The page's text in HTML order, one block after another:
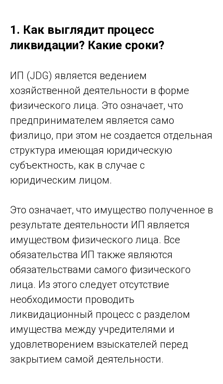
1. Как выглядит процесс
ликвидации? Какие сроки?
ИП (JDG) является ведением
хозяйственной деятельности в форме
физического лица. Это означает, что
предпринимателем является само
физлицо, при этом не создается отдельная
структура имеющая юридическую
субъектность, как в случае с
юридическим лицом.
Это означает, что имущество полученное в
результате деятельности ИП является
имуществом физического лица. Все
обязательства ИП также являются
обязательствами самого физического
лица. Из этого следует отсутствие
необходимости проводить
ликвидационный процесс с разделом
имущества между учредителями и
удовлетворением взыскателей перед
закрытием самой деятельности.